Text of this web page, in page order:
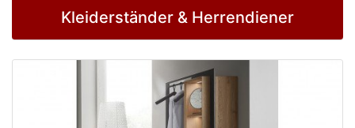
Kleiderständer & Herrendiener